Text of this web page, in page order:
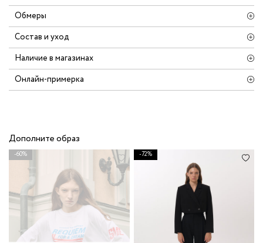
Обмеры
Состав и уход
Наличие в магазинах
Онлайн-примерка
Дополните образ
-60% -72%